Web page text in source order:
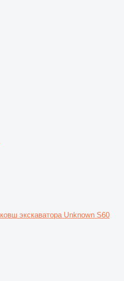
ковш экскаватора Unknown S60